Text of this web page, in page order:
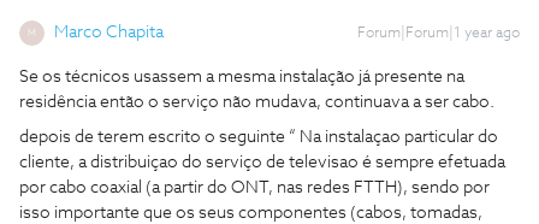
M Marco Chapita Forum|Forum|1 year ago
Se os técnicos usassem a mesma instalação já presente na
residência então o serviço não mudava, continuava a ser cabo.
depois de terem escrito o seguinte “ Na instalaçao particular do
cliente, a distribuiçao do serviço de televisao é sempre efetuada
por cabo coaxial (a partir do ONT, nas redes FTTH), sendo por
isso importante que os seus componentes (cabos, tomadas,